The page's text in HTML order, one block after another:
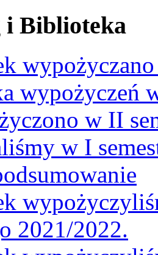
i Biblioteka
wypożyczeń
w II
w I
2021/2022.